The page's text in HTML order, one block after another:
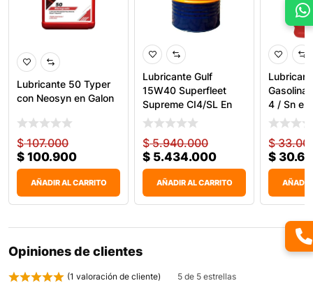
Lubricante 50 Typer
con Neosyn en Galon
$107.000
$ 100.900
AÑADIR AL CARRITO
Lubricante Gulf
15W40 Superfleet
Supreme CI4/SL En
Tambor
$5.940.000
$ 5.434.000
AÑADIR AL CARRITO
Gasolina
4 / Sn en
$
$
AÑADIR
Opiniones de clientes
(1 valoración de cliente) 5 de 5 estrellas